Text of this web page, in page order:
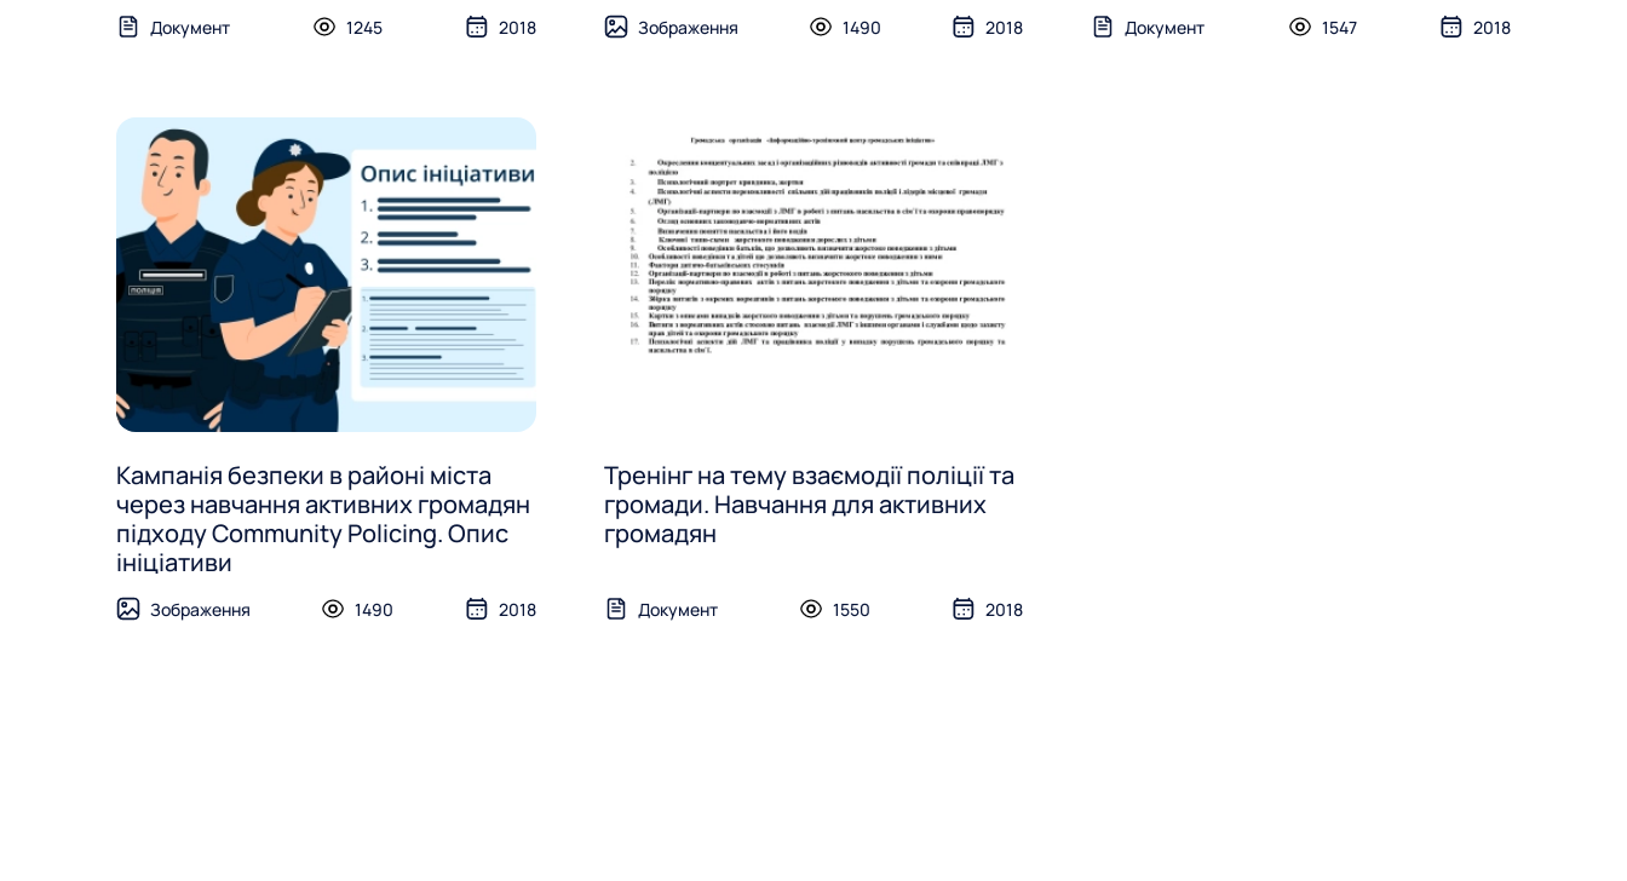
Документ 1245 2018 Зображення 1490 2018 Документ 1547 2018
Кампанія безпеки в районі міста
через навчання активних громадян
підходу Community Policing. Опис
ініціативи
Зображення 1490 2018
Тренінг на тему взаємодії поліції та
громади. Навчання для активних
громадян
Документ 1550 2018